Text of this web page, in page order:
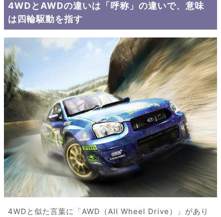
4WDとAWDの違いは「呼称」の違いで、意味
は四輪駆動を指す
4WDと似た言葉に「AWD（All Wheel Drive）」があり